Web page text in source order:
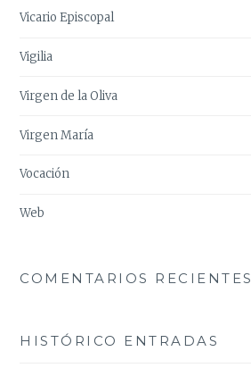
Vicario Episcopal
Vigilia
Virgen de la Oliva
Virgen María
Vocación
Web
COMENTARIOS RECIENTES
HISTÓRICO ENTRADAS